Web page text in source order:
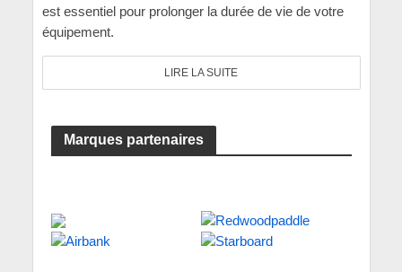
est essentiel pour prolonger la durée de vie de votre
équipement.
LIRE LA SUITE
Marques partenaires